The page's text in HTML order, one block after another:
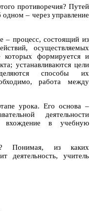
противоречия? Путей
– через управление
– процесс, состоящий из
осуществляемых
которых формируется и
устанавливаются цели
способы их
работа между
урока. Его основа –
деятельности
вхождение в учебную
Понимая, из каких
деятельность, учитель